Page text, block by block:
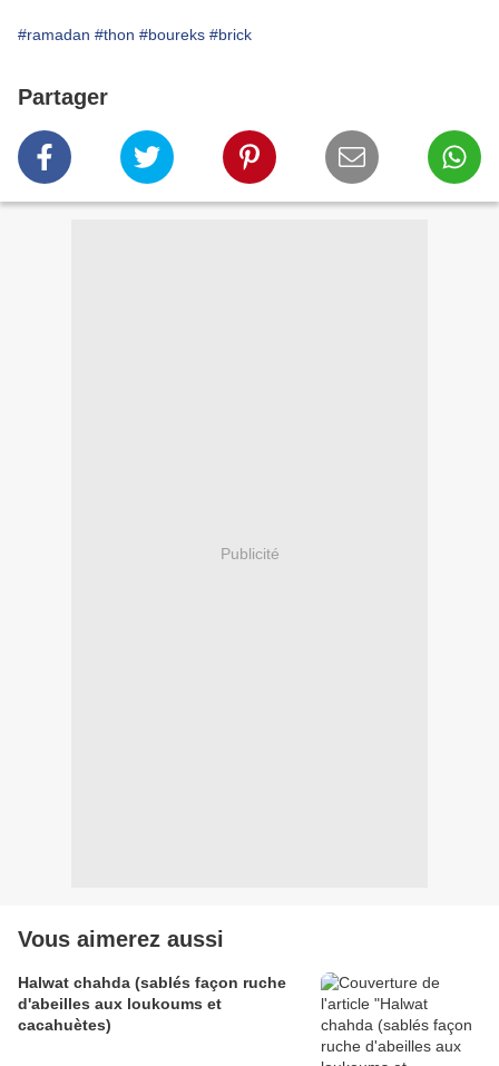
#ramadan #thon #boureks #brick
Partager
Publicité
Vous aimerez aussi
Halwat chahda (sablés façon ruche
d'abeilles aux loukoums et
cacahuètes)